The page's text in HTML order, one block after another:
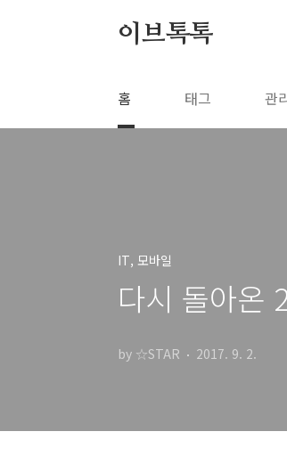
이브톡톡
홈 태그 관
IT, 모바일
다시 돌아온
by ☆STAR 2017. 9. 2.